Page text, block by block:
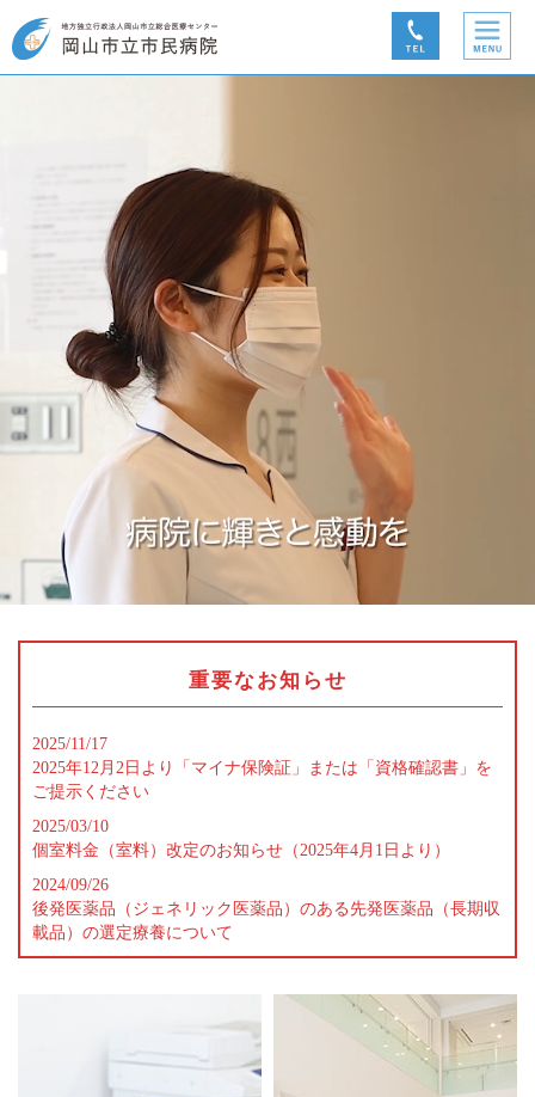
重要なお知らせ
2025/11/17
2025年12月2日より「マイナ保険証」または「資格確認書」を
ご提示ください
2025/03/10
個室料金（室料）改定のお知らせ（2025年4月1日より）
2024/09/26
後発医薬品（ジェネリック医薬品）のある先発医薬品（長期収
載品）の選定療養について